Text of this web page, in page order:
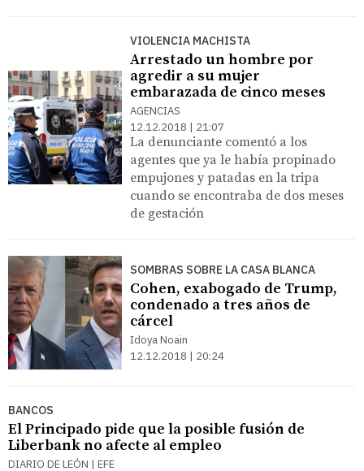
VIOLENCIA MACHISTA
Arrestado un hombre por
agredir a su mujer
embarazada de cinco meses
AGENCIAS
12.12.2018 | 21:07
La denunciante comentó a los
agentes que ya le había propinado
empujones y patadas en la tripa
cuando se encontraba de dos meses
de gestación
SOMBRAS SOBRE LA CASA BLANCA
Cohen, exabogado de Trump,
condenado a tres años de
cárcel
Idoya Noain
12.12.2018 | 20:24
BANCOS
El Principado pide que la posible fusión de
Liberbank no afecte al empleo
DIARIO DE LEÓN | EFE